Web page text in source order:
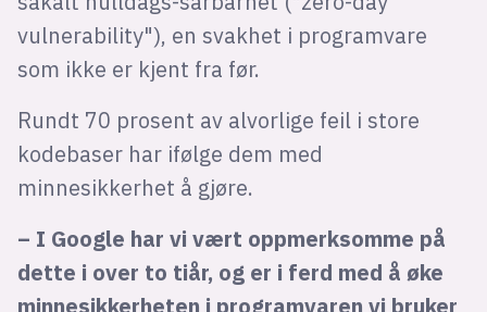
vulnerability"), en svakhet i programvare
som ikke er kjent fra før.
Rundt 70 prosent av alvorlige feil i store
kodebaser har ifølge dem med
minnesikkerhet å gjøre.
– I Google har vi vært oppmerksomme på
dette i over to tiår, og er i ferd med å øke
minnesikkerheten i programvaren vi bruker